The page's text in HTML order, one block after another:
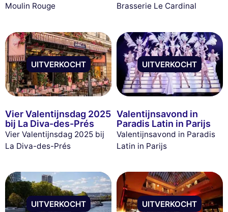
Moulin Rouge
Brasserie Le Cardinal
UITVERKOCHT
Vier Valentijnsdag 2025
bij La Diva-des-Prés
Vier Valentijnsdag 2025 bij
La Diva-des-Prés
UITVERKOCHT
Valentijnsavond in
Paradis Latin in Parijs
Valentijnsavond in Paradis
Latin in Parijs
UITVERKOCHT UITVERKOCHT